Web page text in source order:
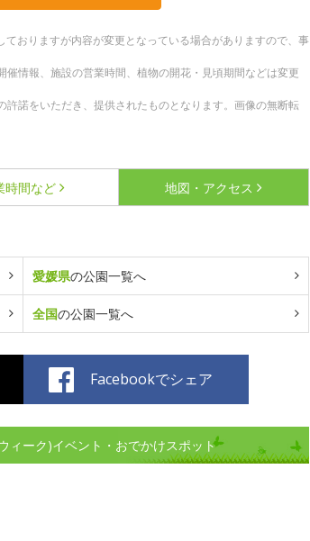
おりますが内容が変更となっている場合がありますので、事
情報、施設の営業時間、植物の開花・見頃期間などは変更
諾をいただき、提供されたものとなります。画像の無断転
時間など 地図・アクセス
愛媛県の公園一覧へ
全国の公園一覧へ
Facebookでシェア
ィーク)イベント・おでかけスポット